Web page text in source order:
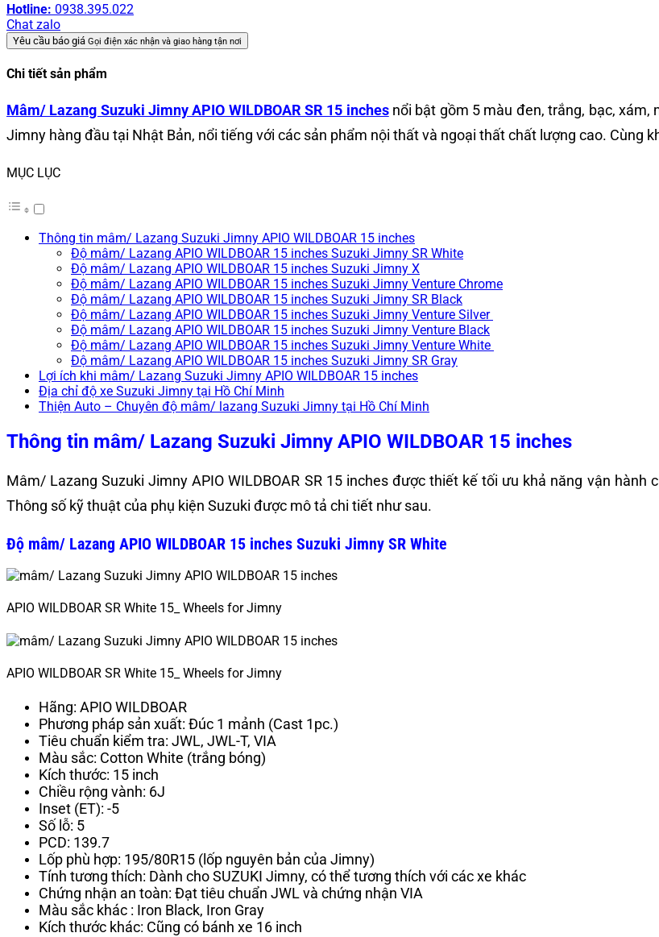
Hotline: 0938.395.022
Chat zalo
Yêu cầu báo giá Gọi điện xác nhận và giao hàng tận nơi
Chi tiết sản phẩm
Mâm/ Lazang Suzuki Jimny APIO WILDBOAR SR 15 inchesnổi bật gồm 5 màu đen, trắng, bạc, xám,
Jimny hàng đầu tại Nhật Bản, nổi tiếng với các sản phẩm nội thất và ngoại thất chất lượng cao. Cùng
MỤC LỤC
Thông tin mâm/ Lazang Suzuki Jimny APIO WILDBOAR 15 inches
Độ mâm/ Lazang APIO WILDBOAR 15 inches Suzuki Jimny SR White
Độ mâm/ Lazang APIO WILDBOAR 15 inches Suzuki Jimny X
Độ mâm/ Lazang APIO WILDBOAR 15 inches Suzuki Jimny Venture Chrome
Độ mâm/ Lazang APIO WILDBOAR 15 inches Suzuki Jimny SR Black
Độ mâm/ Lazang APIO WILDBOAR 15 inches Suzuki Jimny Venture Silver
Độ mâm/ Lazang APIO WILDBOAR 15 inches Suzuki Jimny Venture Black
Độ mâm/ Lazang APIO WILDBOAR 15 inches Suzuki Jimny Venture White
Độ mâm/ Lazang APIO WILDBOAR 15 inches Suzuki Jimny SR Gray
Lợi ích khi mâm/ Lazang Suzuki Jimny APIO WILDBOAR 15 inches
Địa chỉ độ xe Suzuki Jimny tại Hồ Chí Minh
Thiện Auto – Chuyên độ mâm/ lazang Suzuki Jimny tại Hồ Chí Minh
Thông tin mâm/ Lazang Suzuki Jimny APIO WILDBOAR 15 inches
Mâm/ Lazang Suzuki Jimny APIO WILDBOAR SR 15 inches được thiết kế tối ưu khả năng vận
Thông số kỹ thuật của phụ kiện Suzuki được mô tả chi tiết như sau.
Độ mâm/ Lazang APIO WILDBOAR 15 inches Suzuki Jimny SR White
APIO WILDBOAR SR White 15_ Wheels for Jimny
APIO WILDBOAR SR White 15_ Wheels for Jimny
Hãng: APIO WILDBOAR
Phương pháp sản xuất: Đúc 1 mảnh (Cast 1pc.)
Tiêu chuẩn kiểm tra: JWL, JWL-T, VIA
Màu sắc: Cotton White (trắng bóng)
Kích thước: 15 inch
Chiều rộng vành: 6J
Inset (ET): -5
Số lỗ: 5
PCD: 139.7
Lốp phù hợp: 195/80R15 (lốp nguyên bản của Jimny)
Tính tương thích: Dành cho SUZUKI Jimny, có thể tương thích với các xe khác
Chứng nhận an toàn: Đạt tiêu chuẩn JWL và chứng nhận VIA
Màu sắc khác : Iron Black, Iron Gray
Kích thước khác: Cũng có bánh xe 16 inch